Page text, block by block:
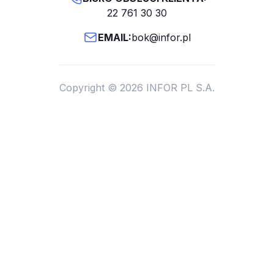
22 761 30 30
EMAIL:bok@infor.pl
Copyright © 2026 INFOR PL S.A.